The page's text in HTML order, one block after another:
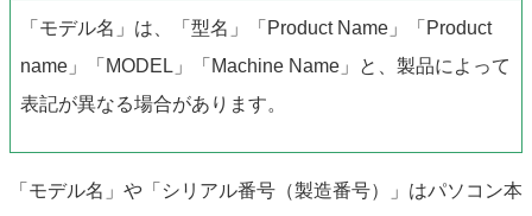
「モデル名」は、「型名」「Product Name」「Product
name」「MODEL」「Machine Name」と、製品によって
表記が異なる場合があります。
「モデル名」や「シリアル番号（製造番号）」はパソコン本